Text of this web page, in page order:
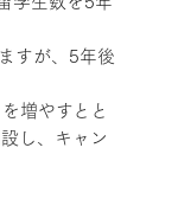
すが、5年後
増やすとと
し、キャン